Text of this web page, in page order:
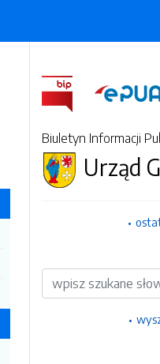
Biuletyn Informacji
Urząd
Wyszukiwarka